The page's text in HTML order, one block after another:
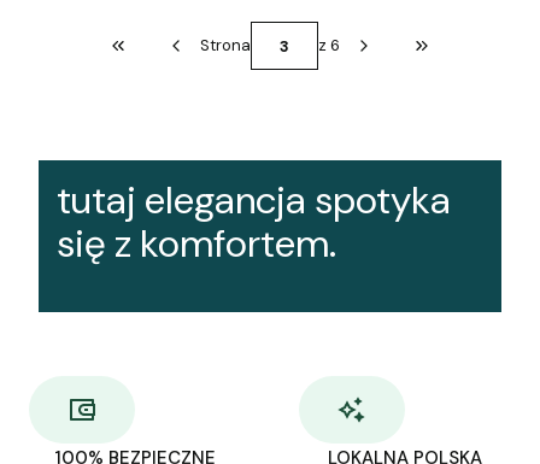
Wróć do pierwszej strony z produktami
Strona z 6 Przejdź do
tutaj elegancja spotyka
się z komfortem.
100% BEZPIECZNE
LOKALNA POLSKA